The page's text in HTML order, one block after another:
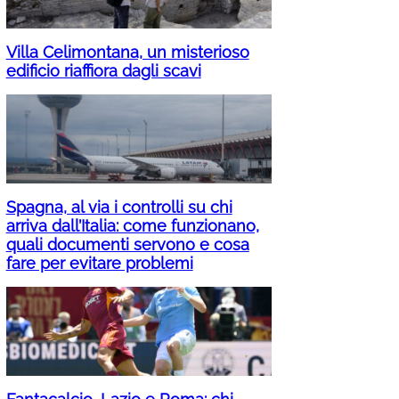
Villa Celimontana, un misterioso
edificio riaffiora dagli scavi
Spagna, al via i controlli su chi
arriva dall’Italia: come funzionano,
quali documenti servono e cosa
fare per evitare problemi